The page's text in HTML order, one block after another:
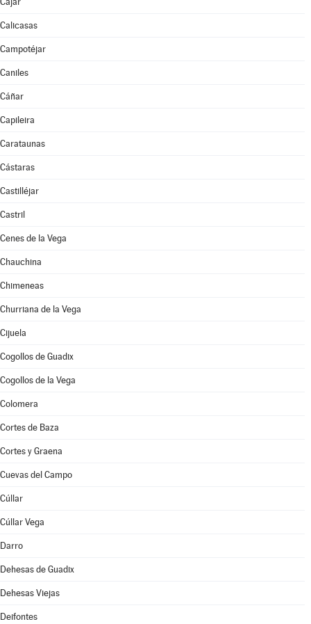
Calicasas
Campotéjar
Caniles
Cáñar
Capileira
Carataunas
Cástaras
Castilléjar
Castril
Cenes de la Vega
Chauchina
Chimeneas
Churriana de la Vega
Cijuela
Cogollos de Guadix
Cogollos de la Vega
Colomera
Cortes de Baza
Cortes y Graena
Cuevas del Campo
Cúllar
Cúllar Vega
Darro
Dehesas de Guadix
Dehesas Viejas
Deifontes